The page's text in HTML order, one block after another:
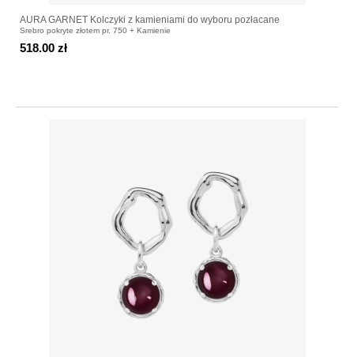
AURA GARNET Kolczyki z kamieniami do wyboru pozłacane
Srebro pokryte złotem pr. 750 + Kamienie
518.00 zł